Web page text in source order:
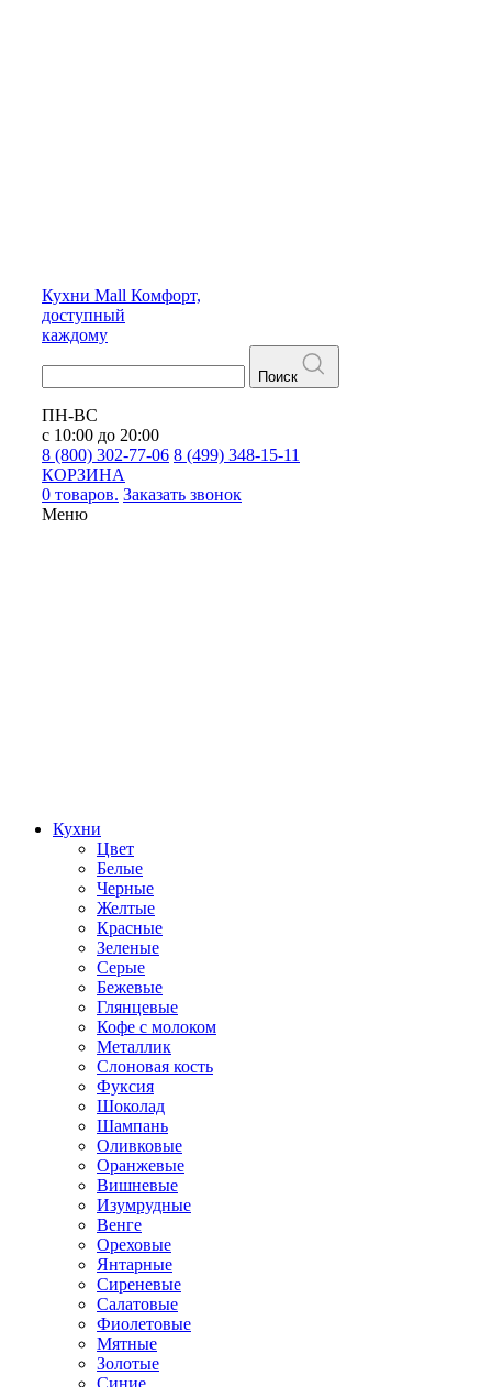
Кухни Mall Комфорт,
доступный
каждому
Поиск
ПН-ВС
с 10:00 до 20:00
8 (800) 302-77-06 8 (499) 348-15-11
КОРЗИНА
0 товаров. Заказать звонок
Меню
Кухни
Цвет
Белые
Черные
Желтые
Красные
Зеленые
Серые
Бежевые
Глянцевые
Кофе с молоком
Металлик
Слоновая кость
Фуксия
Шоколад
Шампань
Оливковые
Оранжевые
Вишневые
Изумрудные
Венге
Ореховые
Янтарные
Сиреневые
Салатовые
Фиолетовые
Мятные
Золотые
Синие